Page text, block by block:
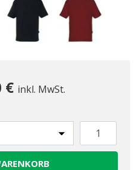
€ inkl. MwSt.